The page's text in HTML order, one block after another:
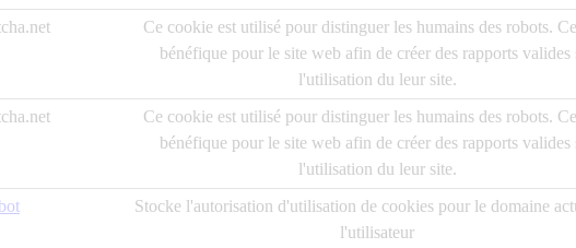
Ce cookie est utilisé pour distinguer les humains des robots.
bénéfique pour le site web afin de créer des rapports valides
l'utilisation du leur site.
Ce cookie est utilisé pour distinguer les humains des robots.
bénéfique pour le site web afin de créer des rapports valides
l'utilisation du leur site.
Stocke l'autorisation d'utilisation de cookies pour le domaine
l'utilisateur